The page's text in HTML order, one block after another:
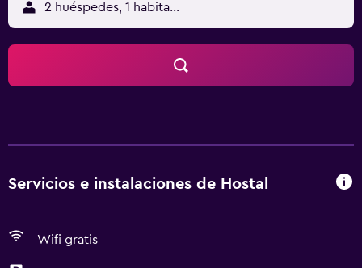
2 huéspedes, 1 habitación
Servicios e instalaciones de Hostal
Wifi gratis